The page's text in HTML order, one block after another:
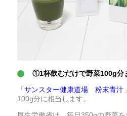
①1杯飲むだけで野菜100g分
「 サンスター健康道場 粉末青汁
100g分に相当します。